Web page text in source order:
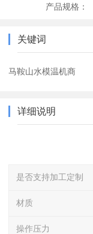
产品规格：
关键词
马鞍山水模温机商
详细说明
是否支持加工定制
材质
操作压力